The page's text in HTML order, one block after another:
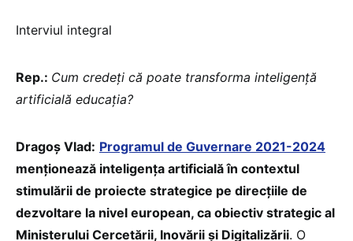
Interviul integral
Rep.: Cum credeți că poate transforma inteligență
artificială educația?
Dragoș Vlad: Programul de Guvernare 2021-2024
menționează inteligența artificială în contextul
stimulării de proiecte strategice pe direcțiile de
dezvoltare la nivel european, ca obiectiv strategic al
Ministerului Cercetării, Inovării și Digitalizării. O